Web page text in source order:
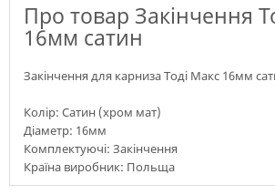
Про товар Закінчення
16мм сатин
Закінчення для карниза Тоді Макс 16мм
Колір: Сатин (хром мат)
Діаметр: 16мм
Комплектуючі: Закінчення
Країна виробник: Польща